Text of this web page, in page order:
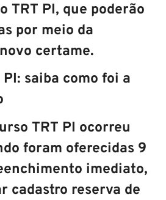
TRT PI, que poderão
por meio da
certame.
saiba como foi a
TRT PI ocorreu
foram oferecidas 9
imediato,
cadastro reserva de